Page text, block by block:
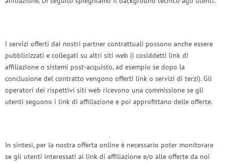
I servizi offerti dai nostri partner contrattuali possono anche essere
pubblicizzati e collegati su altri siti web (i cosiddetti link di
affiliazione o sistemi post-acquisto, ad esempio se dopo la
conclusione del contratto vengono offerti link o servizi di terzi). Gli
operatori dei rispettivi siti web ricevono una commissione se gli
utenti seguono i link di affiliazione e poi approfittano delle offerte.
In sintesi, per la nostra offerta online è necessario poter monitorare
se gli utenti interessati ai link di affiliazione e/o alle offerte da noi